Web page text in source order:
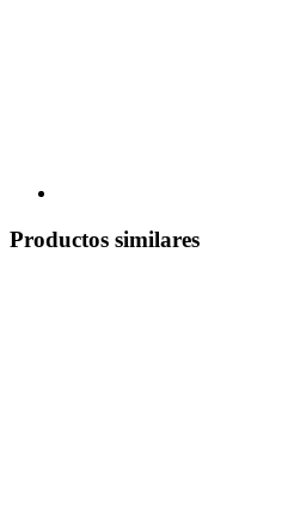
Productos similares